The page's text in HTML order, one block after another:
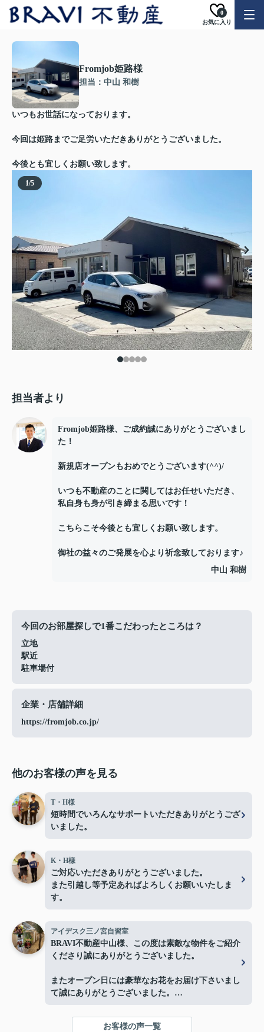
お気に入り
0
Fromjob姫路様
担当：中山 和樹
いつもお世話になっております。
今回は姫路までご足労いただきありがとうございました。
今後とも宜しくお願い致します。
1/5
担当者より
Fromjob姫路様、ご成約誠にありがとうございまし
た！
新規店オープンもおめでとうございます(^^)/
いつも不動産のことに関してはお任せいただき、
私自身も身が引き締まる思いです！
こちらこそ今後とも宜しくお願い致します。
御社の益々のご発展を心より祈念致しております♪
中山 和樹
今回のお部屋探しで1番こだわったところは？
立地
駅近
駐車場付
企業・店舗詳細
https://fromjob.co.jp/
他のお客様の声を見る
T・H様
短時間でいろんなサポートいただきありがとうござ
いました。
K・H様
ご対応いただきありがとうございました。
また引越し等予定あればよろしくお願いいたしま
す。
アイデスク三ノ宮自習室
BRAVI不動産中山様、この度は素敵な物件をご紹介
くださり誠にありがとうございました。
またオープン日には豪華なお花をお届け下さいまし
て誠にありがとうございました。
を迎える事ができました。
心より感謝申し上げます。
お客様の声一覧